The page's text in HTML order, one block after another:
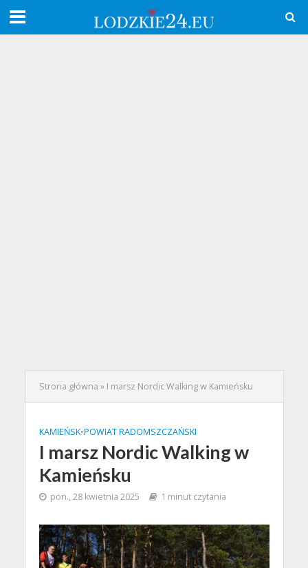
Strona główna » I marsz Nordic Walking w Kamieńsku
KAMIEŃSK•POWIAT RADOMSZCZAŃSKI
I marsz Nordic Walking w
Kamieńsku
pon., 28 kwietnia 2025 1 minut czytania